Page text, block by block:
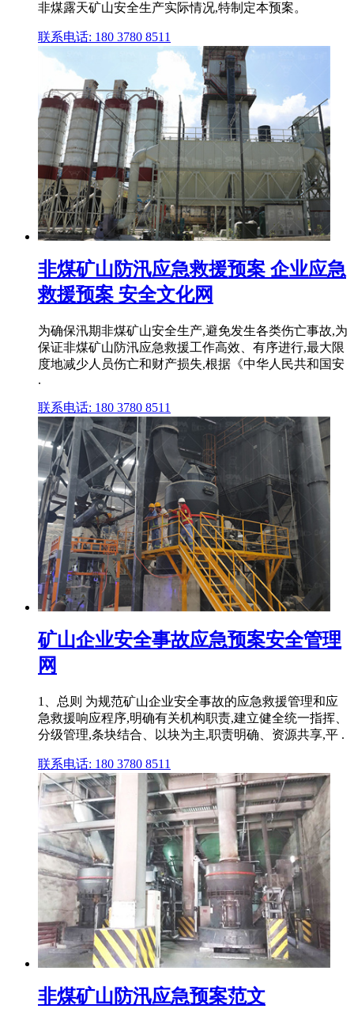
非煤露天矿山安全生产实际情况,特制定本预案。
联系电话: 180 3780 8511
非煤矿山防汛应急救援预案 企业应急
救援预案 安全文化网
为确保汛期非煤矿山安全生产,避免发生各类伤亡事故,为
保证非煤矿山防汛应急救援工作高效、有序进行,最大限
度地减少人员伤亡和财产损失,根据《中华人民共和国安
.
联系电话: 180 3780 8511
矿山企业安全事故应急预案安全管理
网
1、总则 为规范矿山企业安全事故的应急救援管理和应
急救援响应程序,明确有关机构职责,建立健全统一指挥、
分级管理,条块结合、以块为主,职责明确、资源共享,平 .
联系电话: 180 3780 8511
非煤矿山防汛应急预案范文